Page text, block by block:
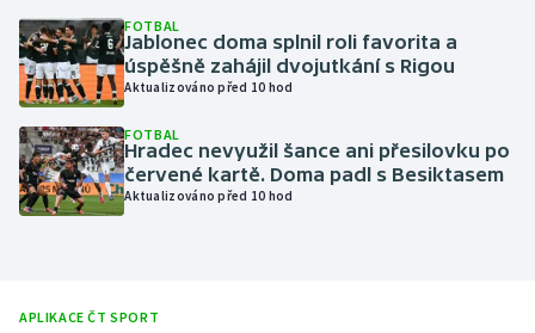
Motorsport
Olympijské hry
Parasport
Plavání
FOTBAL
Jablonec doma splnil roli favorita a
úspěšně zahájil dvojutkání s Rigou
Aktualizováno před 10 hod
FOTBAL
Hradec nevyužil šance ani přesilovku po
červené kartě. Doma padl s Besiktasem
Aktualizováno před 10 hod
APLIKACE ČT SPORT